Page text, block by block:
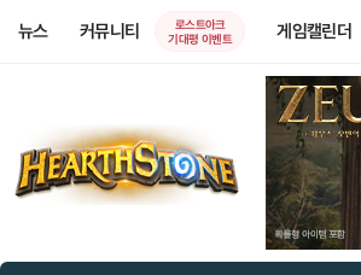
뉴스 커뮤니티
로스트아크
기대평 이벤트
게임캘린더